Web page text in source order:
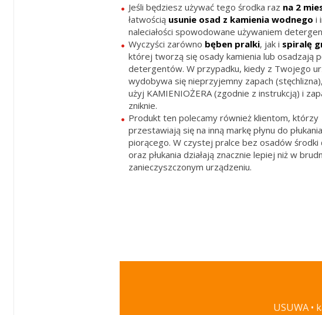
Jeśli będziesz używać tego środka raz na 2
łatwością usunie osad z kamienia wodnego i
naleciałości spowodowane używaniem
Wyczyści zarówno bęben pralki, jak i spiralę
której tworzą się osady kamienia lub osadzają
detergentów. W przypadku, kiedy z Twojego
wydobywa się nieprzyjemny zapach
użyj KAMIENIOŻERA (zgodnie z instrukcją) i
zniknie.
Produkt ten polecamy również klientom, którzy
przestawiają się na inną markę płynu do
piorącego. W czystej pralce bez osadów środki
oraz płukania działają znacznie lepiej niż w
zanieczyszczonym urządzeniu.
USUWA •